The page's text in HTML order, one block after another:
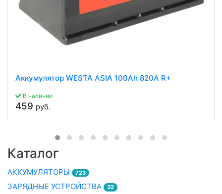
Аккумулятор WESTA ASIA 100Ah 820A R+
В наличии
459 руб.
Каталог
АККУМУЛЯТОРЫ 723
ЗАРЯДНЫЕ УСТРОЙСТВА 32